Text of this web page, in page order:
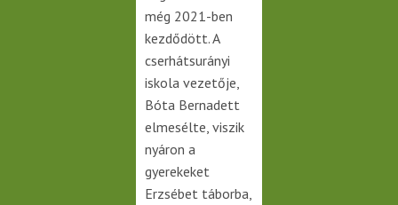
még 2021-ben
kezdődött. A
cserhátsurányi
iskola vezetője,
Bóta Bernadett
elmesélte, viszik
nyáron a
gyerekeket
Erzsébet táborba,